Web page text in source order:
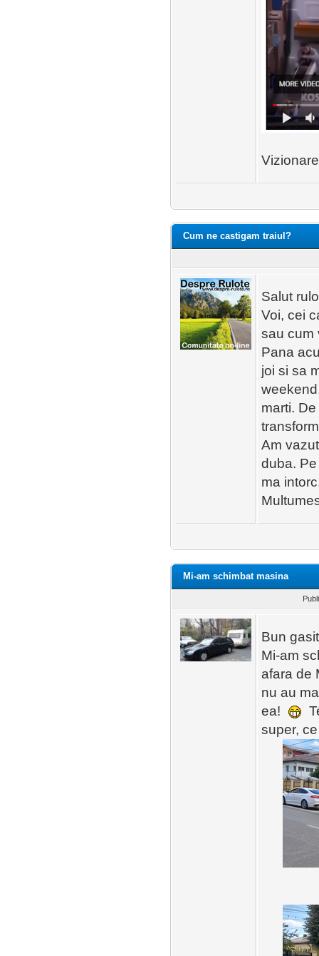
Cum ne castigam traiul?
Salut
Voi, cei
sau cum
Pana
joi si sa
marti.
Am
duba.
ma
Mi-am schimbat masina
Bun
Mi-am
afara de
nu au
ea!
super,